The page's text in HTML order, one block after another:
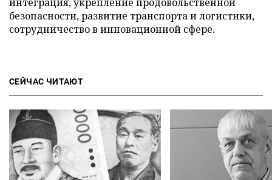
безопасности, развитие транспорта и логистики,
сотрудничество в инновационной сфере.
СЕЙЧАС ЧИТАЮТ